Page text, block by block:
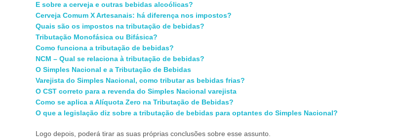
E sobre a cerveja e outras bebidas alcoólicas?
Cerveja Comum X Artesanais: há diferença nos impostos?
Quais são os impostos na tributação de bebidas?
Tributação Monofásica ou Bifásica?
Como funciona a tributação de bebidas?
NCM – Qual se relaciona à tributação de bebidas?
O Simples Nacional e a Tributação de Bebidas
Varejista do Simples Nacional, como tributar as bebidas frias?
O CST correto para a revenda do Simples Nacional varejista
Como se aplica a Alíquota Zero na Tributação de Bebidas?
O que a legislação diz sobre a tributação de bebidas para optantes do Simples Nacional?
Logo depois, poderá tirar as suas próprias conclusões sobre esse assunto.